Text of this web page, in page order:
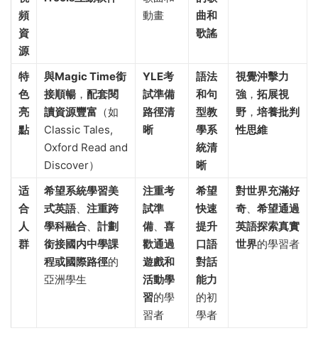
頻
資
源
動畫
曲和
歌謠
特
色
亮
點
與Magic Time銜
接順暢 ， 配套閱
讀資源豐富 （如
Classic Tales,
Oxford Read and
Discover）
YLE考
試準備
路徑清
晰
語法
和句
型教
學系
統清
晰
視覺沖擊力
強 ， 拓展視
野 ，培養批判
性思維
适
合
人
群
希望系統學習美
式英語、 注重跨
學科融合、 計劃
銜接國内中學課
程或國際路徑的
亞洲學生
注重考
試準
備、 喜
歡通過
遊戲和
活動學
習的學
習者
希望
快速
提升
口語
對話
能力
的初
學者
對世界充滿好
奇、 希望通過
英語探索真實
世界的學習者